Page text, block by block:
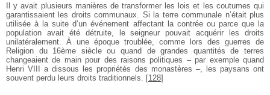
Il y avait plusieurs manières de transformer les lois et les coutumes qui
garantissaient les droits communaux. Si la terre communale n’était plus
utilisée à la suite d’un événement affectant la contrée ou parce que la
population avait été détruite, le seigneur pouvait acquérir les droits
unilatéralement. À une époque troublée, comme lors des guerres de
Religion du 16ème siècle ou quand de grandes quantités de terres
changeaient de main pour des raisons politiques – par exemple quand
Henri VIII a dissous les propriétés des monastères –, les paysans ont
souvent perdu leurs droits traditionnels.
[128]